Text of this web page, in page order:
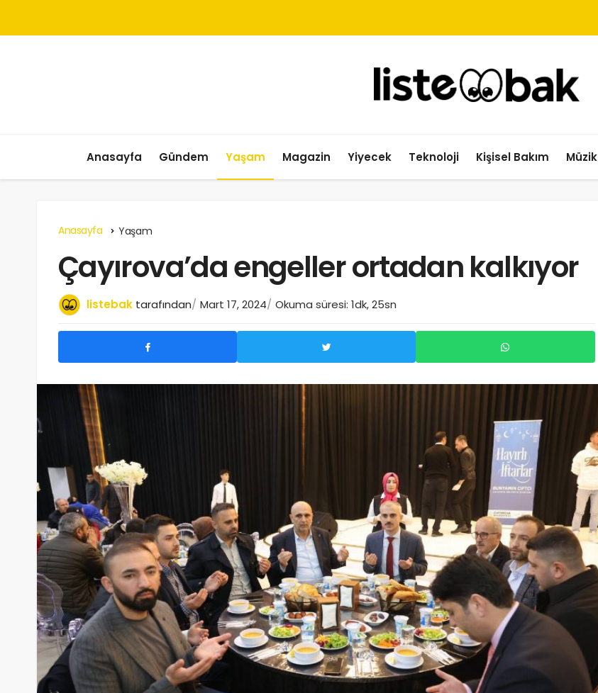
Anasayfa Gündem Yaşam Magazin Yiyecek Teknoloji Kişisel Bakım Müzik
Anasayfa Yaşam
Çayırova’da engeller ortadan kalkıyor
listebak tarafından Mart 17, 2024 Okuma süresi: 1dk, 25sn